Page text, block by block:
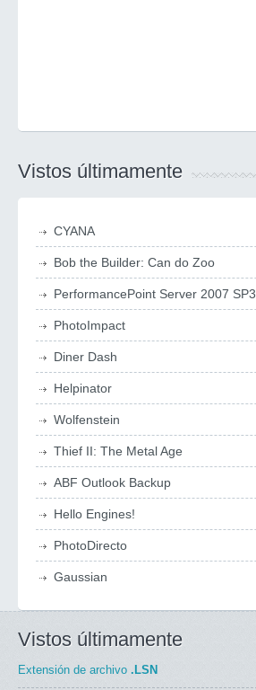
Vistos últimamente
CYANA
Bob the Builder: Can do Zoo
PerformancePoint Server 2007 SP3
PhotoImpact
Diner Dash
Helpinator
Wolfenstein
Thief II: The Metal Age
ABF Outlook Backup
Hello Engines!
PhotoDirecto
Gaussian
Vistos últimamente
Extensión de archivo .LSN